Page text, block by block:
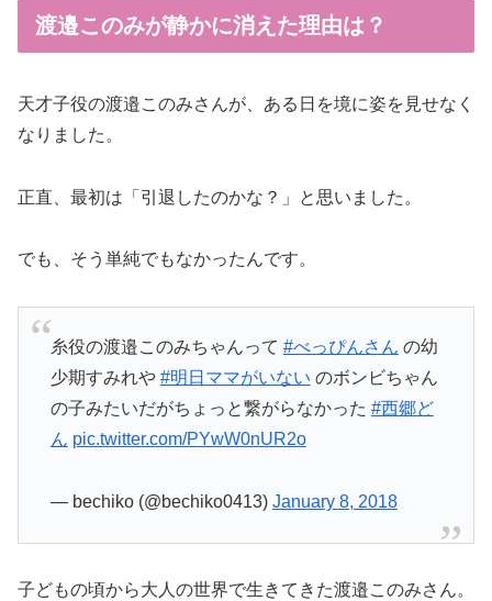
渡邉このみが静かに消えた理由は？
天才子役の渡邉このみさんが、ある日を境に姿を見せなく
なりました。
正直、最初は「引退したのかな？」と思いました。
でも、そう単純でもなかったんです。
糸役の渡邉このみちゃんって #べっぴんさん の幼
少期すみれや #明日ママがいない のボンビちゃん
の子みたいだがちょっと繋がらなかった #西郷ど
ん pic.twitter.com/PYwW0nUR2o
— bechiko (@bechiko0413) January 8, 2018
子どもの頃から大人の世界で生きてきた渡邉このみさん。